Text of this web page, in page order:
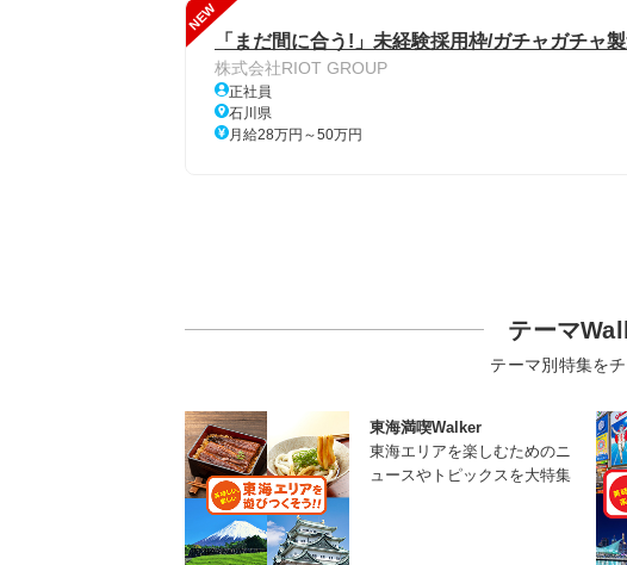
NEW
「まだ間に合う!」未経験採用枠/ガチャガチャ
株式会社RIOT GROUP
正社員
石川県
月給28万円～50万円
テーマ
テーマ別特集を
東海満喫Walker
東海エリアを楽しむためのニ
ュースやトピックスを大特集